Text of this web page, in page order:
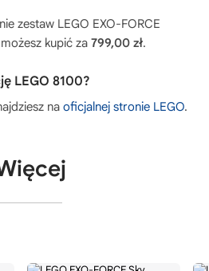
zestaw LEGO EXO-FORCE
kupić za 799,00 zł.
LEGO 8100?
na oficjalnej stronie LEGO.